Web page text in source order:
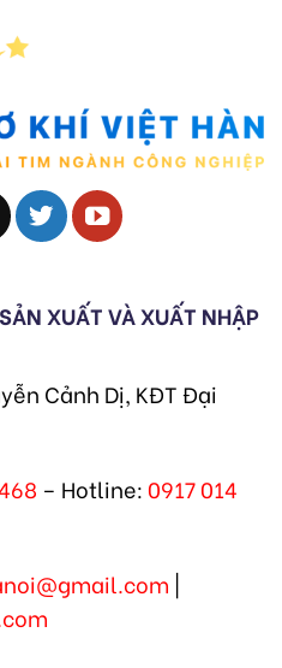
SẢN XUẤT VÀ XUẤT NHẬP
Cảnh Dị, KĐT Đại
– Hotline: 0917 014
|